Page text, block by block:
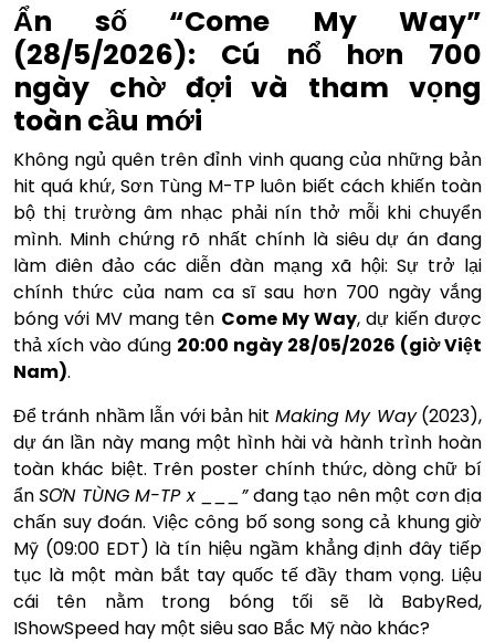
Ẩn số “Come My Way”
(28/5/2026): Cú nổ hơn 700
ngày chờ đợi và tham vọng
toàn cầu mới
Không ngủ quên trên đỉnh vinh quang của những bản
hit quá khứ, Sơn Tùng M-TP luôn biết cách khiến toàn
bộ thị trường âm nhạc phải nín thở mỗi khi chuyển
mình. Minh chứng rõ nhất chính là siêu dự án đang
làm điên đảo các diễn đàn mạng xã hội: Sự trở lại
chính thức của nam ca sĩ sau hơn 700 ngày vắng
bóng với MV mang tên Come My Way, dự kiến được
thả xích vào đúng 20:00 ngày 28/05/2026 (giờ Việt
Nam).
Để tránh nhầm lẫn với bản hit Making My Way(2023),
dự án lần này mang một hình hài và hành trình hoàn
toàn khác biệt. Trên poster chính thức, dòng chữ bí
ẩnSƠN TÙNG M-TP x ___”đang tạo nên một cơn địa
chấn suy đoán. Việc công bố song song cả khung giờ
Mỹ (09:00 EDT) là tín hiệu ngầm khẳng định đây tiếp
tục là một màn bắt tay quốc tế đầy tham vọng. Liệu
cái tên nằm trong bóng tối sẽ là BabyRed,
IShowSpeed hay một siêu sao Bắc Mỹ nào khác?